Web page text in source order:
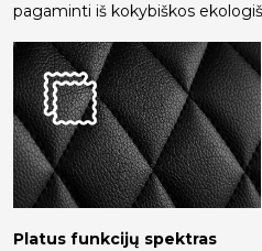
pagaminti iš kokybiškos
Platus funkcijų spektras